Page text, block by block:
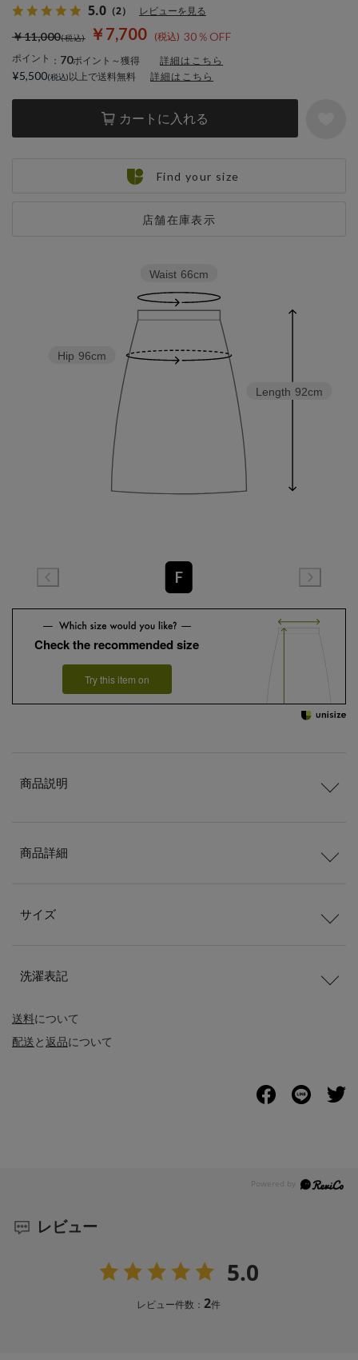
5.0 （2） レビューを見る
￥7,700 30％OFF
￥11,000
ポイント ： 70ポイント～獲得 詳細はこちら
カートに入れる
店舗在庫表示
¥5,500 以上で送料無料 詳細はこちら
Find your size
Length 92cm
Hip 96cm
Waist 66cm
F
Check the recommended size
Try this item on
送料について
配送と返品について
商品説明
商品詳細
サイズ
洗濯表記
レビュー
5.0
レビュー件数：2件